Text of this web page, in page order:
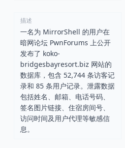
pranaybafna137@gmail.
com
janeillynne22@gmail.co
dobrown22@gmail.com
mackenziebeyer22@gm
ail.com
llfullerton20@gmail.com
wesmccormick1@icloud.
com
描述
一名为 MirrorShell 的用户在
暗网论坛 PwnForums 上公开
发布了 koko-
bridgesbayresort.biz 网站的
数据库，包含 52,744 条访客记
录和 85 条用户记录。泄露数据
包括姓名、邮箱、电话号码、
签名图片链接、住宿房间号、
访问时间及用户代理等敏感信
息。